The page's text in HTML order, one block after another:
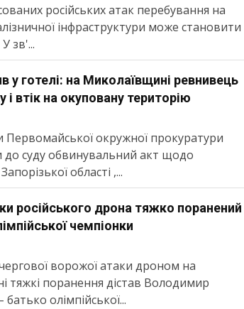
російських атак перебування на
інфраструктури може становити
зв'...
у готелі: на Миколаївщині ревнивець
і втік на окуповану територію
Первомайської окружної прокуратури
до суду обвинувальний акт щодо
області ,...
російського дрона тяжко поранений
чемпіонки
ворожої атаки дроном на
тяжкі поранення дістав Володимир
олімпійської...